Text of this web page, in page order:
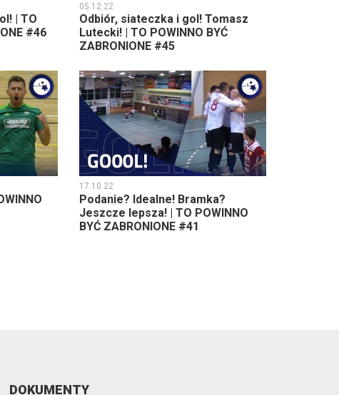
| TO
#46
05.12.22
Odbiór, siateczka i gol! Tomasz
Lutecki! | TO POWINNO BYĆ
ZABRONIONE #45
17.10.22
Podanie? Idealne! Bramka?
Jeszcze lepsza! | TO POWINNO
BYĆ ZABRONIONE #41
DOKUMENTY